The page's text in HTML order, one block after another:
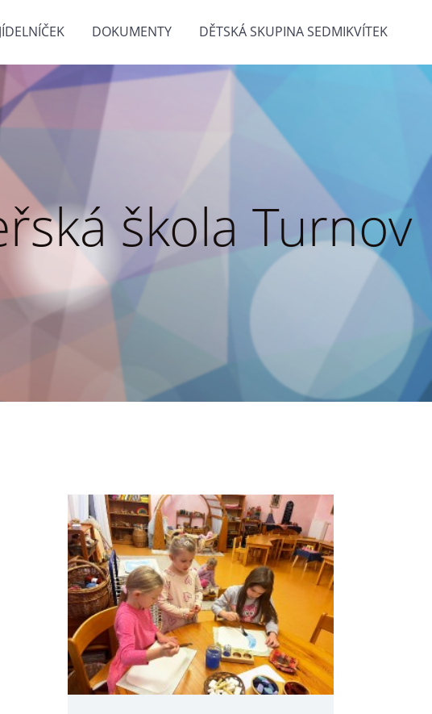
JÍDELNÍČEK DOKUMENTY DĚTSKÁ SKUPINA SEDMIKVÍTEK
škola Turnov